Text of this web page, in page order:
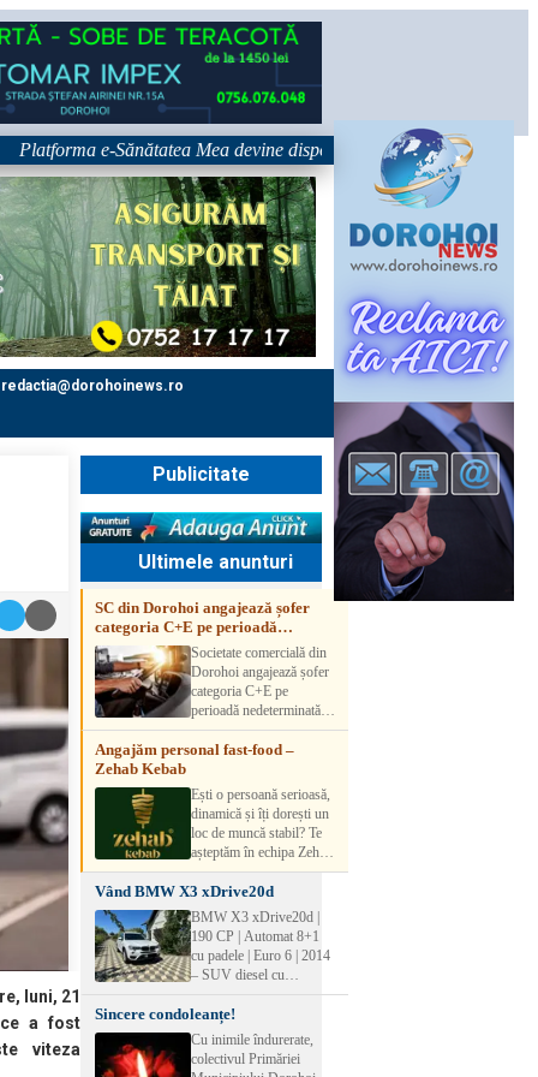
e-Sănătatea Mea devine disponibilă pe 1 septembrie:
redactia@dorohoinews.ro
luni, 21
ce a fost
viteza
Publicitate
Ultimele anunturi
SC din Dorohoi angajează șofer
categoria C+E pe perioadă
nedeterminatăSocietate comercială din
Dorohoi angajează șofer
categoria C+E pe
perioadă nedeterminată.
Candidatul trebuie să
aibă experiență și atestat
detalii, vă rog să sunați la
numărul de telefon.
Angajăm personal fast-food –
Zehab Kebab
Ești o persoană serioasă,
dinamică și îți dorești un
loc de muncă stabil? Te
așteptăm în echipa Zehab
Kebab! Posturi
disponibile: -
SHAORMAR AJUTOR
BUCATAR 2/posturi -
LUCRATOR
COMERCIAL
OFERIM : Contract de
muncă Program flexibil
Salariu motivant, în
funcție de experienț
Vând BMW X3 xDrive20d
BMW X3 xDrive20d |
190 CP | Automat 8+1
cu padele | Euro 6 | 2014
– SUV diesel cu
perfect pentru cei care
doresc performanță,
confort și siguranță în
orice condiții.
Sincere condoleanțe!
Cu inimile îndurerate,
colectivul Primăriei